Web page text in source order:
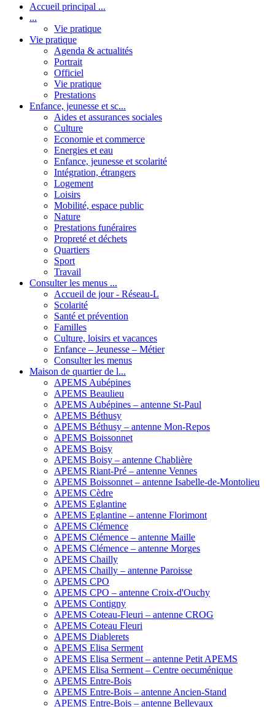
Accueil principal ...
...
Vie pratique
Vie pratique
Agenda & actualités
Portrait
Officiel
Vie pratique
Prestations
Enfance, jeunesse et sc...
Aides et assurances sociales
Culture
Economie et commerce
Energies et eau
Enfance, jeunesse et scolarité
Intégration, étrangers
Logement
Loisirs
Mobilité, espace public
Nature
Prestations funéraires
Propreté et déchets
Quartiers
Sport
Travail
Consulter les menus ...
Accueil de jour - Réseau-L
Scolarité
Santé et prévention
Familles
Culture, loisirs et vacances
Enfance – Jeunesse – Métier
Consulter les menus
Maison de quartier de l...
APEMS Aubépines
APEMS Beaulieu
APEMS Aubépines – antenne St-Paul
APEMS Béthusy
APEMS Béthusy – antenne Mon-Repos
APEMS Boissonnet
APEMS Boisy
APEMS Boisy – antenne Chablière
APEMS Riant-Pré – antenne Vennes
APEMS Boissonnet – antenne Isabelle-de-Montolieu
APEMS Cèdre
APEMS Eglantine
APEMS Eglantine – antenne Florimont
APEMS Clémence
APEMS Clémence – antenne Maille
APEMS Clémence – antenne Morges
APEMS Chailly
APEMS Chailly – antenne Paroisse
APEMS CPO
APEMS CPO – antenne Croix-d'Ouchy
APEMS Contigny
APEMS Coteau-Fleuri – antenne CROG
APEMS Coteau Fleuri
APEMS Diablerets
APEMS Elisa Serment
APEMS Elisa Serment – antenne Petit APEMS
APEMS Elisa Serment – Centre oecuménique
APEMS Entre-Bois
APEMS Entre-Bois – antenne Ancien-Stand
APEMS Entre-Bois – antenne Bellevaux